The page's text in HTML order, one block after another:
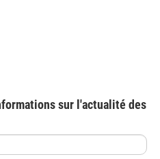
sur l'actualité des